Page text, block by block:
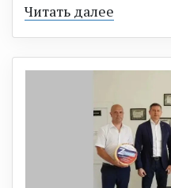
Читать далее